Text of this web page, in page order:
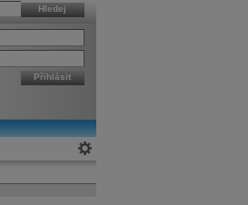
Hledej
Přihlásit